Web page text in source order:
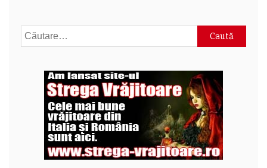
Caută
după: